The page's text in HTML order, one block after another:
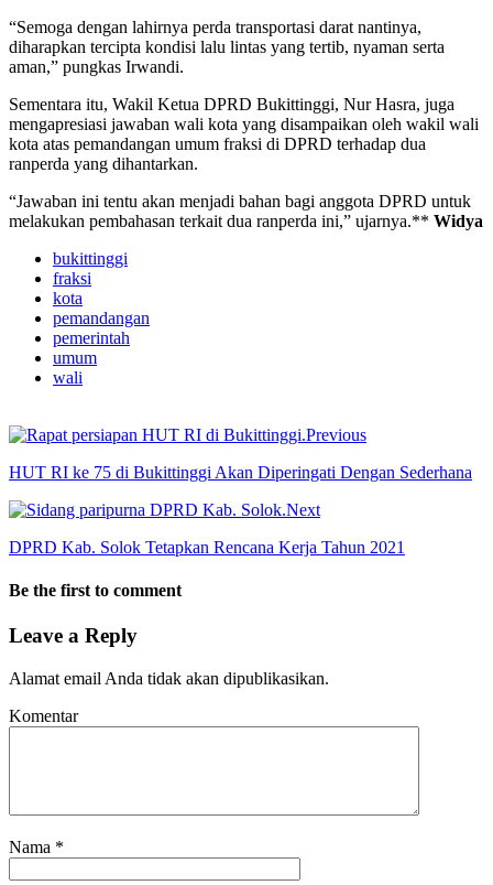
“Semoga dengan lahirnya perda transportasi darat nantinya,
diharapkan tercipta kondisi lalu lintas yang tertib, nyaman serta
aman,” pungkas Irwandi.
Sementara itu, Wakil Ketua DPRD Bukittinggi, Nur Hasra, juga
mengapresiasi jawaban wali kota yang disampaikan oleh wakil wali
kota atas pemandangan umum fraksi di DPRD terhadap dua
ranperda yang dihantarkan.
“Jawaban ini tentu akan menjadi bahan bagi anggota DPRD untuk
melakukan pembahasan terkait dua ranperda ini,” ujarnya.** Widya
bukittinggi
fraksi
kota
pemandangan
pemerintah
umum
wali
Previous
HUT RI ke 75 di Bukittinggi Akan Diperingati Dengan Sederhana
Next
DPRD Kab. Solok Tetapkan Rencana Kerja Tahun 2021
Be the first to comment
Leave a Reply
Alamat email Anda tidak akan dipublikasikan.
Komentar
Nama *